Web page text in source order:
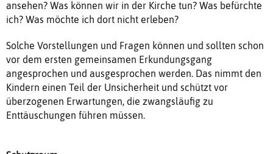
ansehen? Was können wir in der Kirche tun? Was befürchte
ich? Was möchte ich dort nicht erleben?
Solche Vorstellungen und Fragen können und sollten schon
vor dem ersten gemeinsamen Erkundungsgang
angesprochen und ausgesprochen werden. Das nimmt den
Kindern einen Teil der Unsicherheit und schützt vor
überzogenen Erwartungen, die zwangsläufig zu
Enttäuschungen führen müssen.